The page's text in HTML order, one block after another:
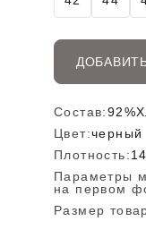
Состав:
Цвет:черный
Плотность:
Параметры
на первом
Размер